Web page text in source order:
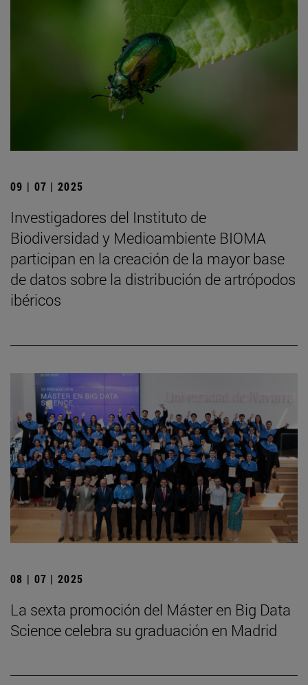
09 | 07 | 2025
Investigadores del Instituto de
Biodiversidad y Medioambiente BIOMA
participan en la creación de la mayor base
de datos sobre la distribución de artrópodos
ibéricos
08 | 07 | 2025
La sexta promoción del Máster en Big Data
Science celebra su graduación en Madrid